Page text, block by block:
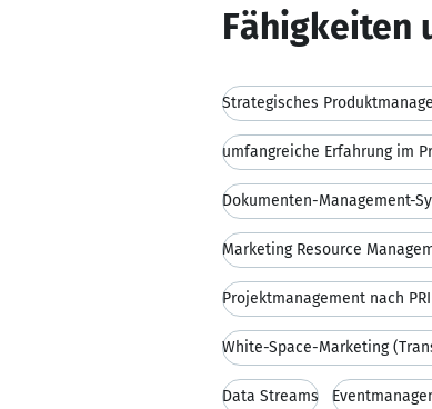
Fähigkeiten
Strategisches
Dokumenten-Management-
Marketing Resource
Projektmanagement nach
White-Space-Marketing
Data Streams